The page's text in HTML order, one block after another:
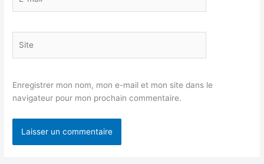
mail*
Enregistrer mon nom, mon e-mail et mon site dans le
navigateur pour mon prochain commentaire.